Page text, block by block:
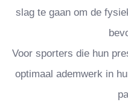
slag te gaan om de
Voor sporters die hun
optimaal ademwerk in